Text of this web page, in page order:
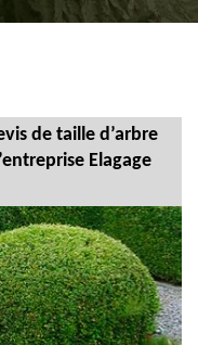
de taille d’arbre
Elagage